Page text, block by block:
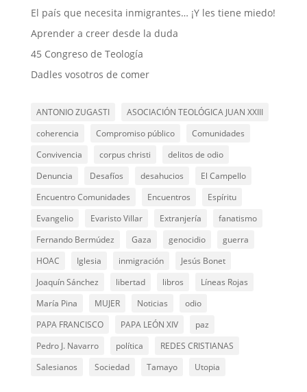
El país que necesita inmigrantes… ¡Y les tiene miedo!
Aprender a creer desde la duda
45 Congreso de Teología
Dadles vosotros de comer
ANTONIO ZUGASTI
ASOCIACIÓN TEOLÓGICA JUAN XXIII
coherencia
Compromiso público
Comunidades
Convivencia
corpus christi
delitos de odio
Denuncia
Desafíos desahucios
El Campello
Encuentro Comunidades
Encuentros
Espíritu
Evangelio
Evaristo Villar Extranjería
fanatismo
Fernando Bermúdez
Gaza genocidio
guerra
HOAC
Iglesia inmigración
Jesús Bonet
Joaquín Sánchez
libertad libros
Líneas Rojas
María Pina
MUJER Noticias
odio
PAPA FRANCISCO
PAPA LEÓN XIV
paz
Pedro J. Navarro
política
REDES CRISTIANAS
Salesianos
Sociedad Tamayo Utopia